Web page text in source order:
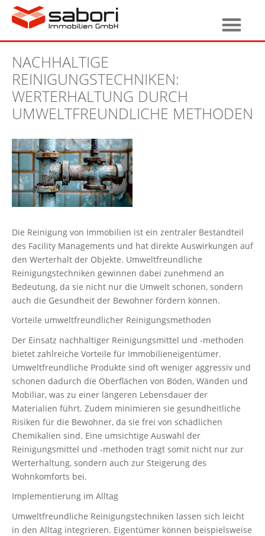
NACHHALTIGE
REINIGUNGSTECHNIKEN:
WERTERHALTUNG DURCH
UMWELTFREUNDLICHE METHODEN
Die Reinigung von Immobilien ist ein zentraler Bestandteil
des Facility Managements und hat direkte Auswirkungen auf
den Werterhalt der Objekte. Umweltfreundliche
Reinigungstechniken gewinnen dabei zunehmend an
Bedeutung, da sie nicht nur die Umwelt schonen, sondern
auch die Gesundheit der Bewohner fördern können.
Vorteile umweltfreundlicher Reinigungsmethoden
Der Einsatz nachhaltiger Reinigungsmittel und -methoden
bietet zahlreiche Vorteile für Immobilieneigentümer.
Umweltfreundliche Produkte sind oft weniger aggressiv und
schonen dadurch die Oberflächen von Böden, Wänden und
Mobiliar, was zu einer längeren Lebensdauer der
Materialien führt. Zudem minimieren sie gesundheitliche
Risiken für die Bewohner, da sie frei von schädlichen
Chemikalien sind. Eine umsichtige Auswahl der
Reinigungsmittel und -methoden trägt somit nicht nur zur
Werterhaltung, sondern auch zur Steigerung des
Wohnkomforts bei.
Implementierung im Alltag
Umweltfreundliche Reinigungstechniken lassen sich leicht
in den Alltag integrieren. Eigentümer können beispielsweise